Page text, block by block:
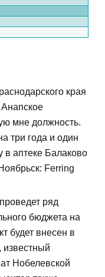
края
Анапское
мне должность.
три года и один
в аптеке Балаково
Ferring
ряд
бюджета на
будет внесен в
известный
Нобелевской